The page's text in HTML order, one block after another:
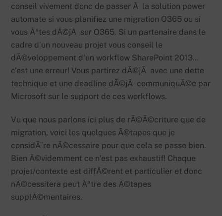
conseil vivement donc de passer Ã la solution power
automate si vous planifiez une migration O365 ou si
vous Ãªtes dÃ©jÃ sur O365. Si un partenaire dans le
cadre d’un nouveau projet vous conseil le
dÃ©veloppement d’un workflow SharePoint 2013…
c’est une erreur! Vous partirez dÃ©jÃ avec une dette
technique et une deadline dÃ©jÃ communiquÃ©e par
Microsoft sur le support de ces workflows.
Vu que nous parlons ici plus de rÃ©Ã©criture que de
migration, voici les quelques Ã©tapes que je
considÃ¨re nÃ©cessaire pour que cela se passe bien.
Bien Ã©videmment ce n’est pas exhaustif! Chaque
projet/contexte est diffÃ©rent et particulier et donc
nÃ©cessitera peut Ãªtre des Ã©tapes
supplÃ©mentaires.